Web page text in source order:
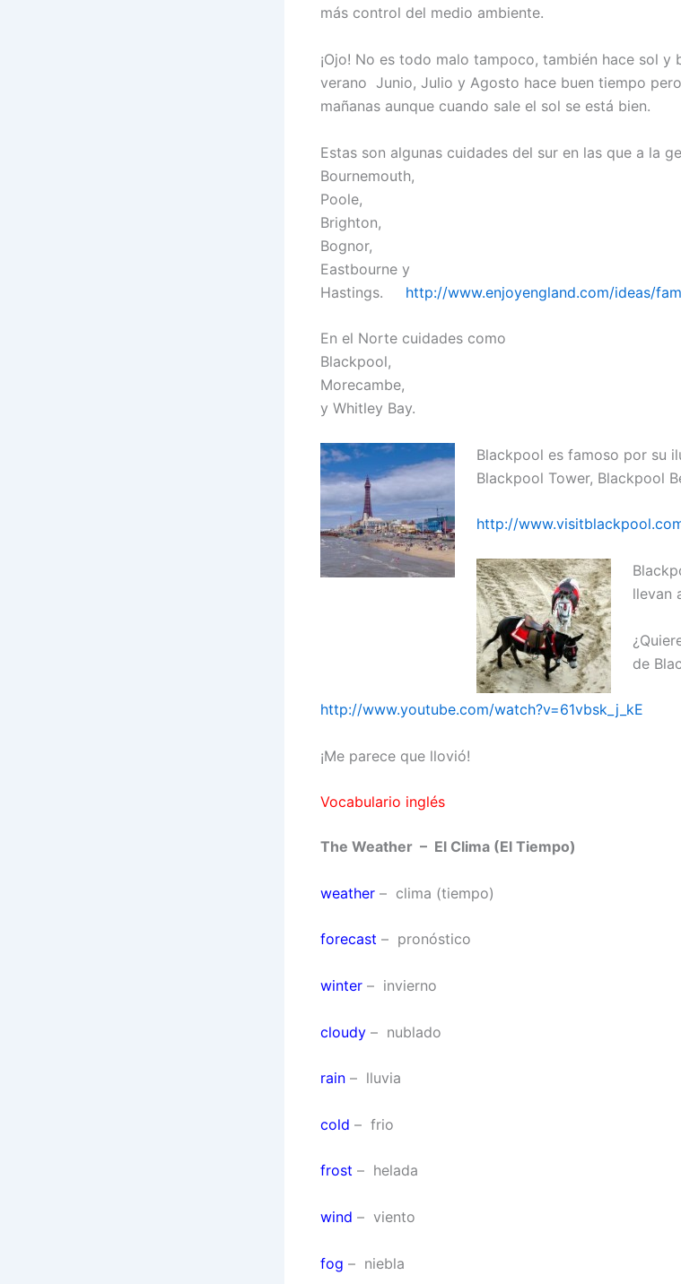
más control del medio ambiente.
¡Ojo! No es todo malo tampoco, también hace sol y
verano Junio, Julio y Agosto hace buen tiempo
mañanas aunque cuando sale el sol se está bien.
Estas son algunas cuidades del sur en las que a la
Bournemouth,
Poole,
Brighton,
Bognor,
Eastbourne y
Hastings. http://www.enjoyengland.com/ideas/
En el Norte cuidades como
Blackpool,
Morecambe,
y Whitley Bay.
Blackpool es famoso por su
Blackpool Tower, Blackpool
http://
llevan
de
http://www.youtube.com/watch?v=61vbsk_j_kE
¡Me parece que llovió!
Vocabulario inglés
The Weather – El Clima (El Tiempo)
weather – clima (tiempo)
forecast – pronóstico
winter – invierno
cloudy – nublado
rain – lluvia
cold – frio
frost – helada
wind – viento
fog – niebla